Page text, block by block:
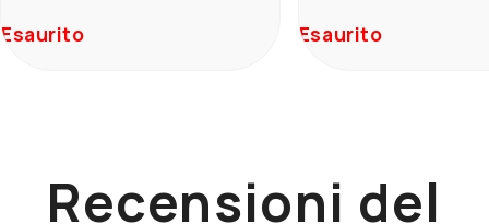
Esaurito Esaurito
Recensioni del